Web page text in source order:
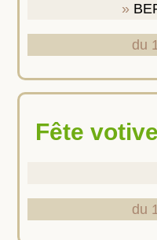
du
Fête votive
du